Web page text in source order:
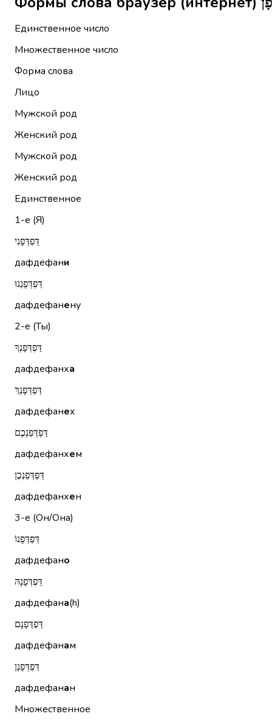
Единственное число
Множественное число
Форма слова
Лицо
Мужской род
Женский род
Мужской род
Женский род
Единственное
1-е (Я)
דַּפְדְּפָנִי
дафдефани
דַּפְדְּפָנֵנוּ
дафдефанену
2-е (Ты)
דַּפְדְּפָנְךָ
дафдефанха
דַּפְדְּפָנֵךְ
дафдефанех
דַּפְדְּפַנְכֶם
дафдефанхем
דַּפְדְּפַנְכֶן
дафдефанхен
3-е (Он/Она)
דַּפְדְּפָנוֹ
дафдефано
דַּפְדְּפָנָהּ
дафдефана(h)
דַּפְדְּפָנָם
дафдефанам
דַּפְדְּפָנָן
дафдефанан
Множественное